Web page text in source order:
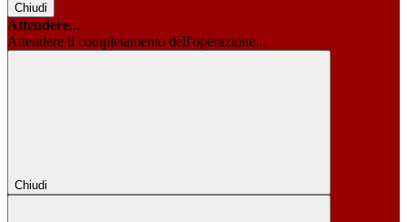
Chiudi
Attendere...
Attendere il completamento dell'operazione...
Chiudi